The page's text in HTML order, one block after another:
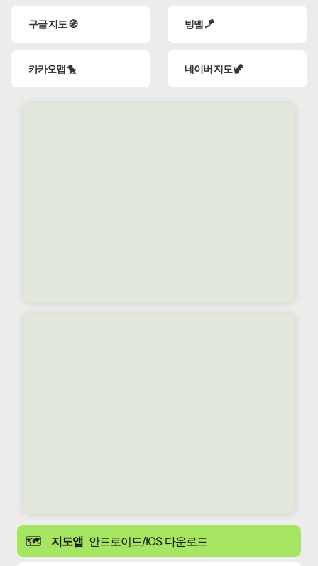
구글 지도 🧭 빙맵 🪁
카카오맵 🐤 네이버 지도 🦖
🗺️ 지도앱 안드로이드/IOS 다운로드